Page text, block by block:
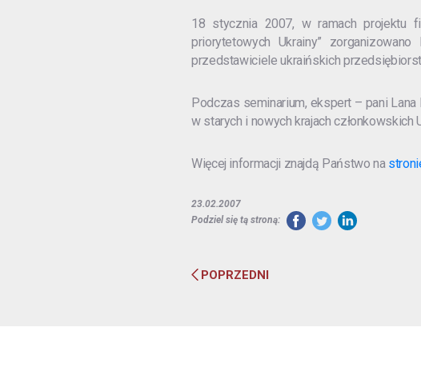
18 stycznia 2007, w ramach projektu
priorytetowych Ukrainy”
przedstawiciele ukraińskich
Podczas seminarium, ekspert – pani
w starych i nowych krajach członkowskich
Więcej informacji znajdą Państwo na
23.02.2007
Podziel się tą stroną:
POPRZEDNI